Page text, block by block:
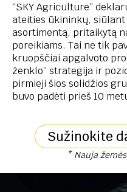
“SKY Agriculture”
ateities ūkininkų,
asortimentą, pritaikytą
poreikiams. Tai ne tik
kruopščiai apgalvoto
ženklo” strategija ir
pirmieji šios solidžios
buvo padėti prieš 10
Sužinokite
* Nauja